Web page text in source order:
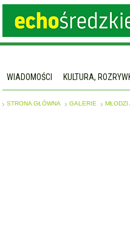
WIADOMOŚCI KULTURA,
STRONA GŁÓWNA GALERIE MŁODZI